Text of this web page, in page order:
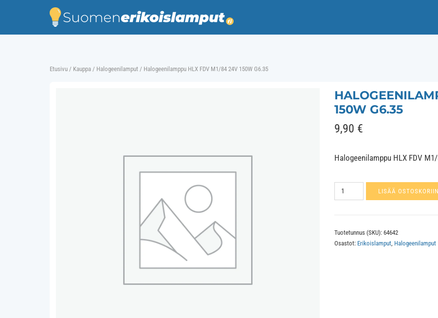
Etusivu / Kauppa / Halogeenilamput / Halogeenilamppu HLX FDV M1/84 24V 150W G6.35
150W G6.35
9,90 €
Halogeenilamppu HLX FDV
Halogeenilamppu
HLX
24V
150W
LISÄÄ OSTOSKORIIN
Tuotetunnus (SKU): 64642
Osastot: Erikoislamput, Halogeenilamput